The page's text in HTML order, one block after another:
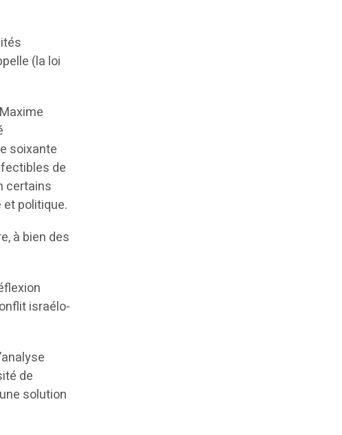
(la loi
soixante
de
certains
politique.
à bien des
israélo-
de
solution